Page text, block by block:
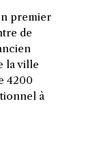
premier
de
la ville
4200
à